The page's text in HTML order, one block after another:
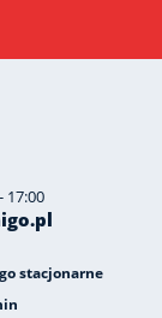
17:00
stacjonarne